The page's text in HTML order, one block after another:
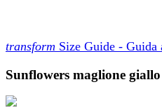
transform Size Guide - Guida
Sunflowers maglione